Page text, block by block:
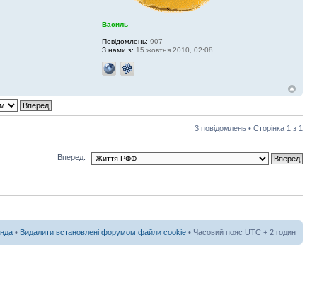
Василь
Повідомлень: 907
З нами з: 15 жовтня 2010, 02:08
3 повідомлень • Сторінка 1 з 1
Вперед:
• Видалити встановлені форумом файли cookie • Часовий пояс UTC + 2 годин